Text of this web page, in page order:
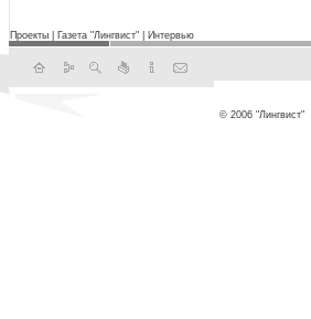
Проекты Газета "Лингвист" Интервью
© 2006 "Лингвист"